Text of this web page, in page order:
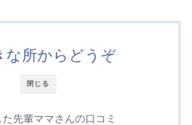
閉じる
な所からどうぞ
先輩ママさんの口コミ